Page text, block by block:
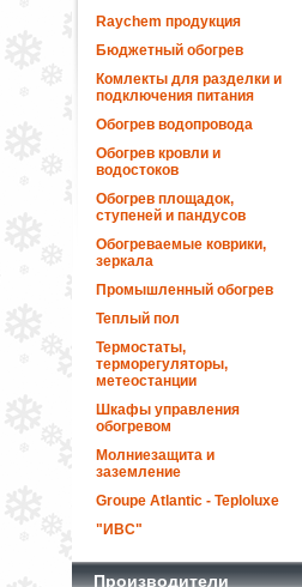
Raychem продукция
Бюджетный обогрев
Комлекты для разделки и
подключения питания
Обогрев водопровода
Обогрев кровли и
водостоков
Обогрев площадок,
ступеней и пандусов
Обогреваемые коврики,
зеркала
Промышленный обогрев
Теплый пол
Термостаты,
терморегуляторы,
метеостанции
Шкафы управления
обогревом
Молниезащита и
заземление
Groupe Atlantic - Teploluxe
"ИВС"
Производители